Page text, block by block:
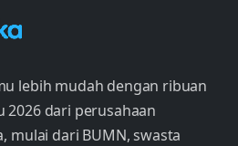
lebih mudah dengan ribuan
dari perusahaan
mulai dari BUMN, swasta